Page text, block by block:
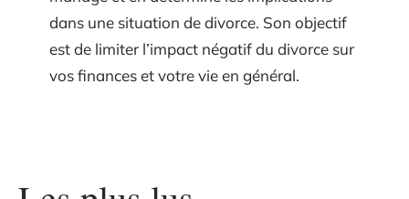
dans une situation de divorce. Son objectif
est de limiter l’impact négatif du divorce sur
vos finances et votre vie en général.